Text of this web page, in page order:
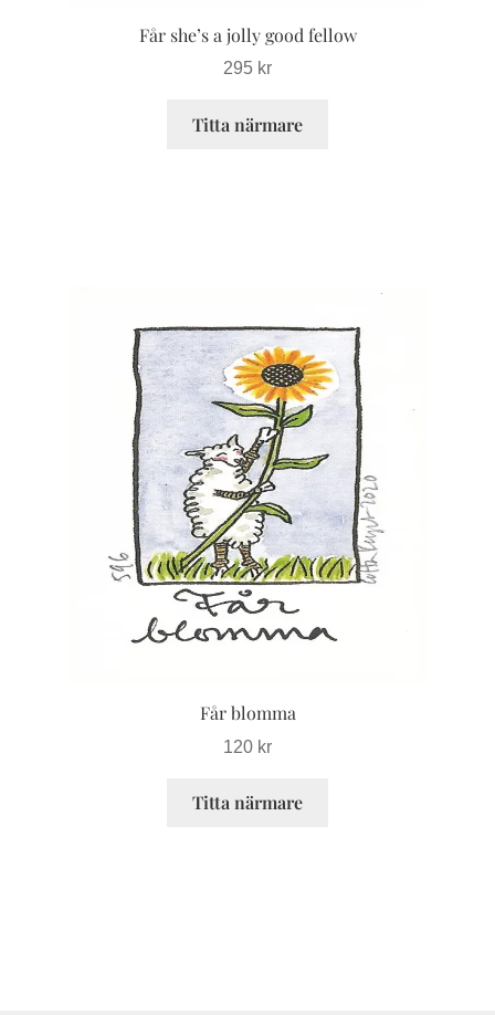
Får she’s a jolly good fellow
295 kr
Titta närmare
Får blomma
120 kr
Titta närmare
här
produkten
har
flera
varianter.
De
olika
alternativen
kan
väljas
på
produktsidan